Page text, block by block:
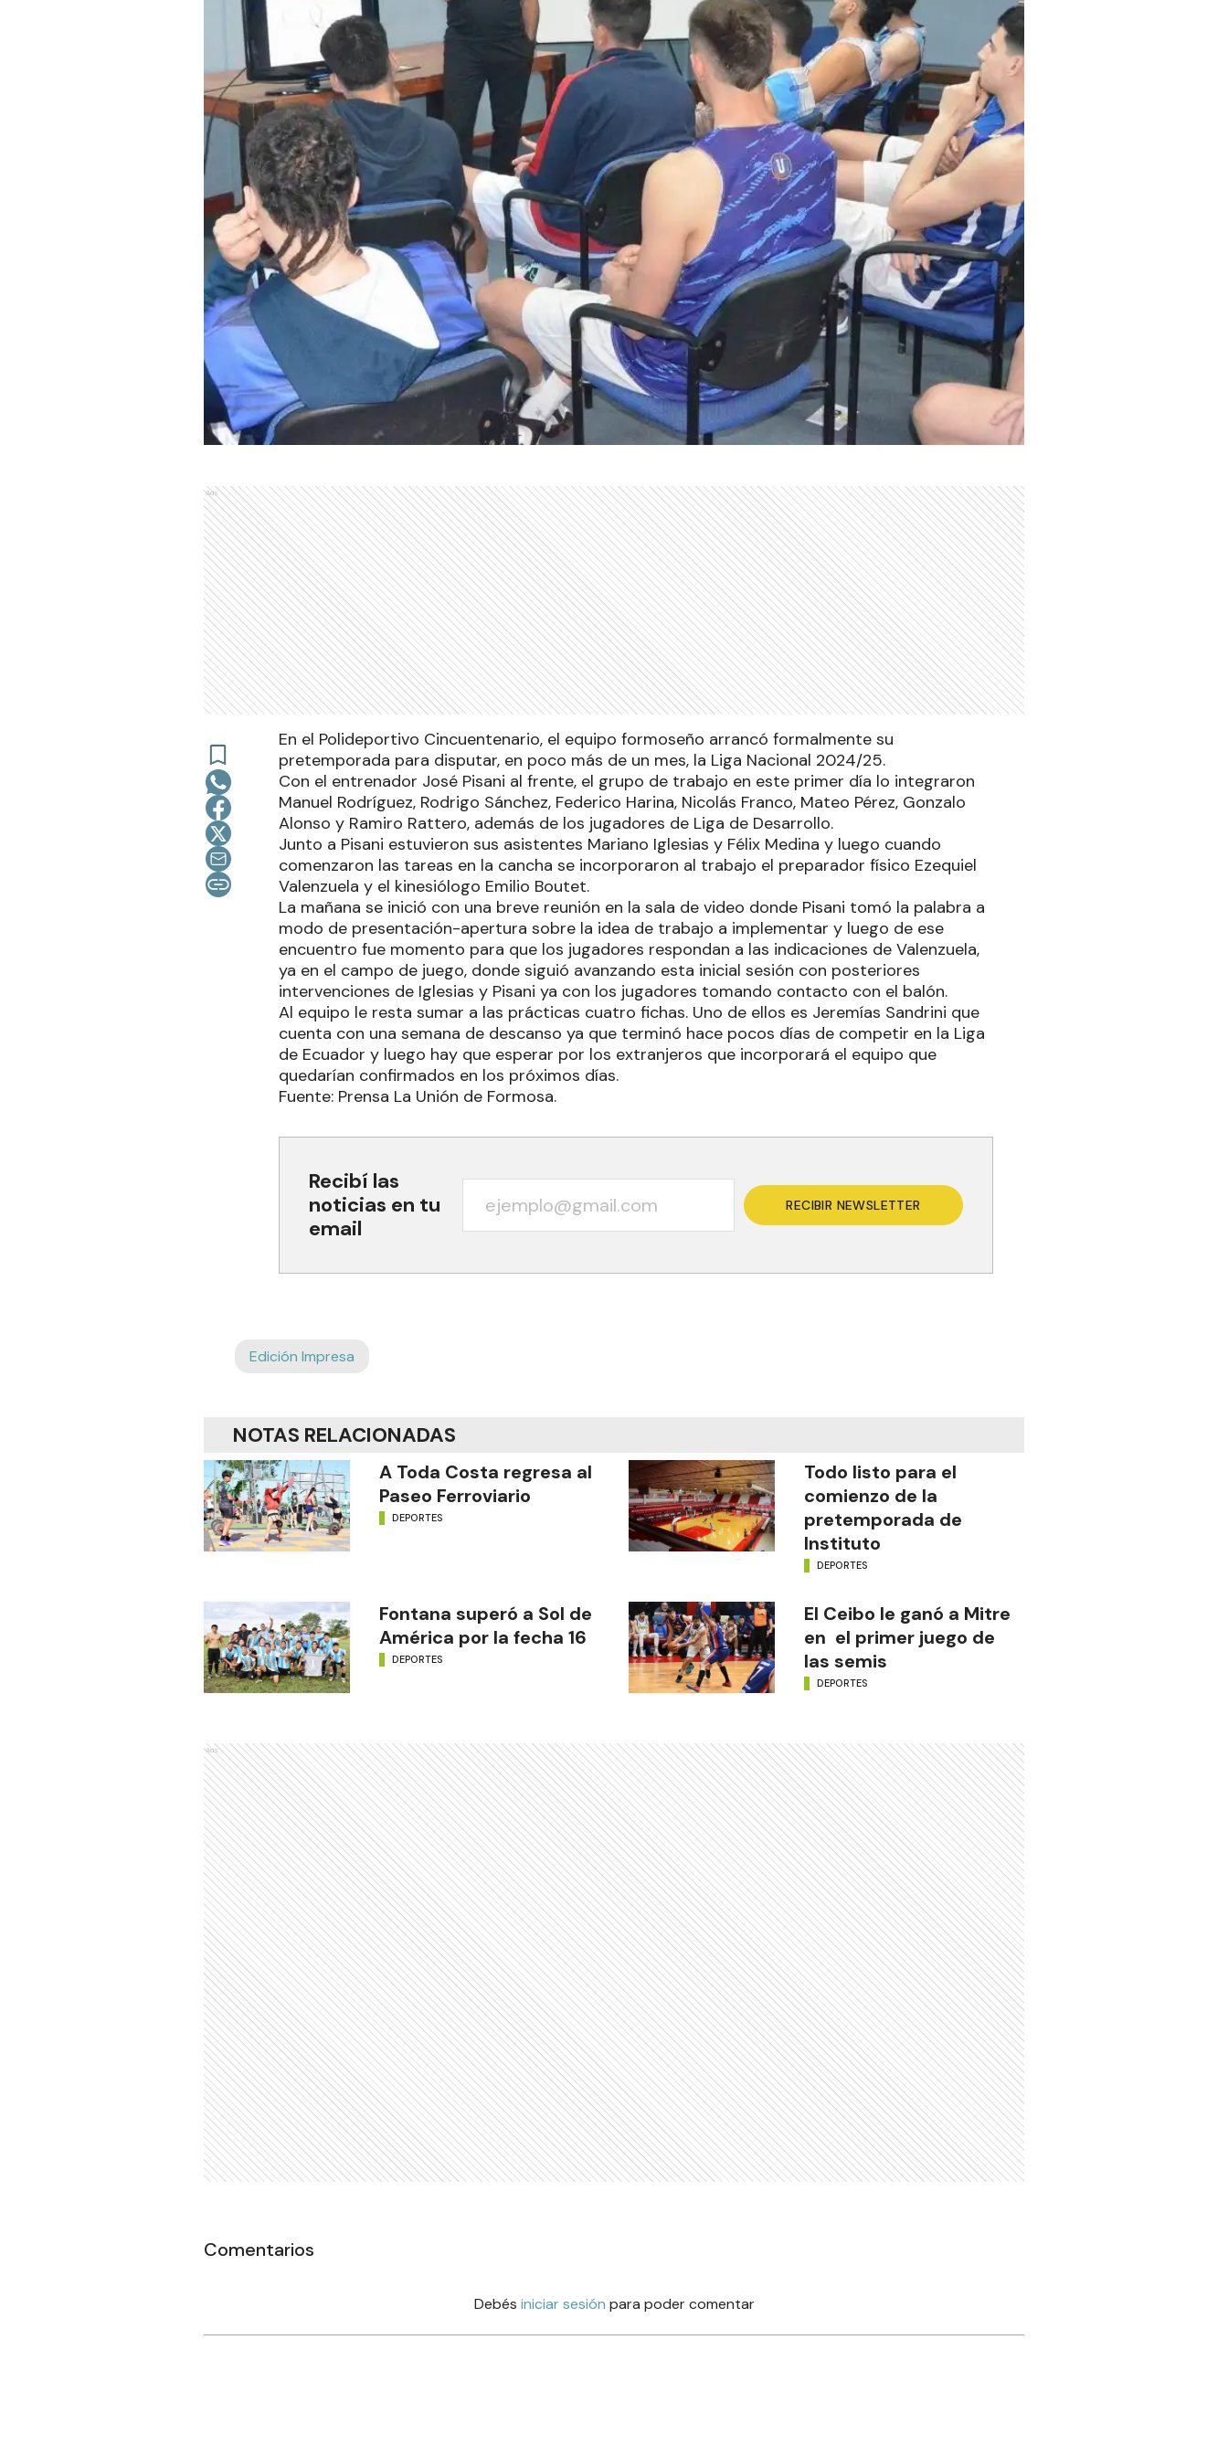
Ads
En el Polideportivo Cincuentenario, el equipo formoseño arrancó formalmente su
pretemporada para disputar, en poco más de un mes, la Liga Nacional 2024/25.
Con el entrenador José Pisani al frente, el grupo de trabajo en este primer día lo integraron
Manuel Rodríguez, Rodrigo Sánchez, Federico Harina, Nicolás Franco, Mateo Pérez, Gonzalo
Alonso y Ramiro Rattero, además de los jugadores de Liga de Desarrollo.
Junto a Pisani estuvieron sus asistentes Mariano Iglesias y Félix Medina y luego cuando
comenzaron las tareas en la cancha se incorporaron al trabajo el preparador físico Ezequiel
Valenzuela y el kinesiólogo Emilio Boutet.
La mañana se inició con una breve reunión en la sala de video donde Pisani tomó la palabra a
modo de presentación-apertura sobre la idea de trabajo a implementar y luego de ese
encuentro fue momento para que los jugadores respondan a las indicaciones de Valenzuela,
ya en el campo de juego, donde siguió avanzando esta inicial sesión con posteriores
intervenciones de Iglesias y Pisani ya con los jugadores tomando contacto con el balón.
Al equipo le resta sumar a las prácticas cuatro fichas. Uno de ellos es Jeremías Sandrini que
cuenta con una semana de descanso ya que terminó hace pocos días de competir en la Liga
de Ecuador y luego hay que esperar por los extranjeros que incorporará el equipo que
quedarían confirmados en los próximos días.
Fuente: Prensa La Unión de Formosa.
Recibí las
noticias en tu
email
RECIBIR NEWSLETTER
Edición Impresa
NOTAS RELACIONADAS
A Toda Costa regresa al
Paseo Ferroviario
DEPORTES
Todo listo para el
comienzo de la
pretemporada de
Instituto
DEPORTES
Fontana superó a Sol de
América por la fecha 16
DEPORTES
El Ceibo le ganó a Mitre
en el primer juego de
las semis
DEPORTES
Ads
Comentarios
Debés iniciar sesión para poder comentar